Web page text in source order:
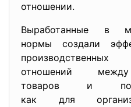
отношении.
Выработанные в
нормы создали
отношений
товаров и
как для